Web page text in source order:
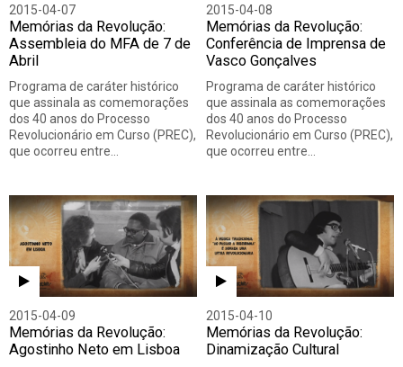
2015-04-07
Memórias da Revolução:
Assembleia do MFA de 7 de
Abril
Programa de caráter histórico
que assinala as comemorações
dos 40 anos do Processo
Revolucionário em Curso (PREC),
que ocorreu entre…
2015-04-08
Memórias da Revolução:
Conferência de Imprensa de
Vasco Gonçalves
Programa de caráter histórico
que assinala as comemorações
dos 40 anos do Processo
Revolucionário em Curso (PREC),
que ocorreu entre…
2015-04-09
Memórias da Revolução:
Agostinho Neto em Lisboa
2015-04-10
Memórias da Revolução:
Dinamização Cultural